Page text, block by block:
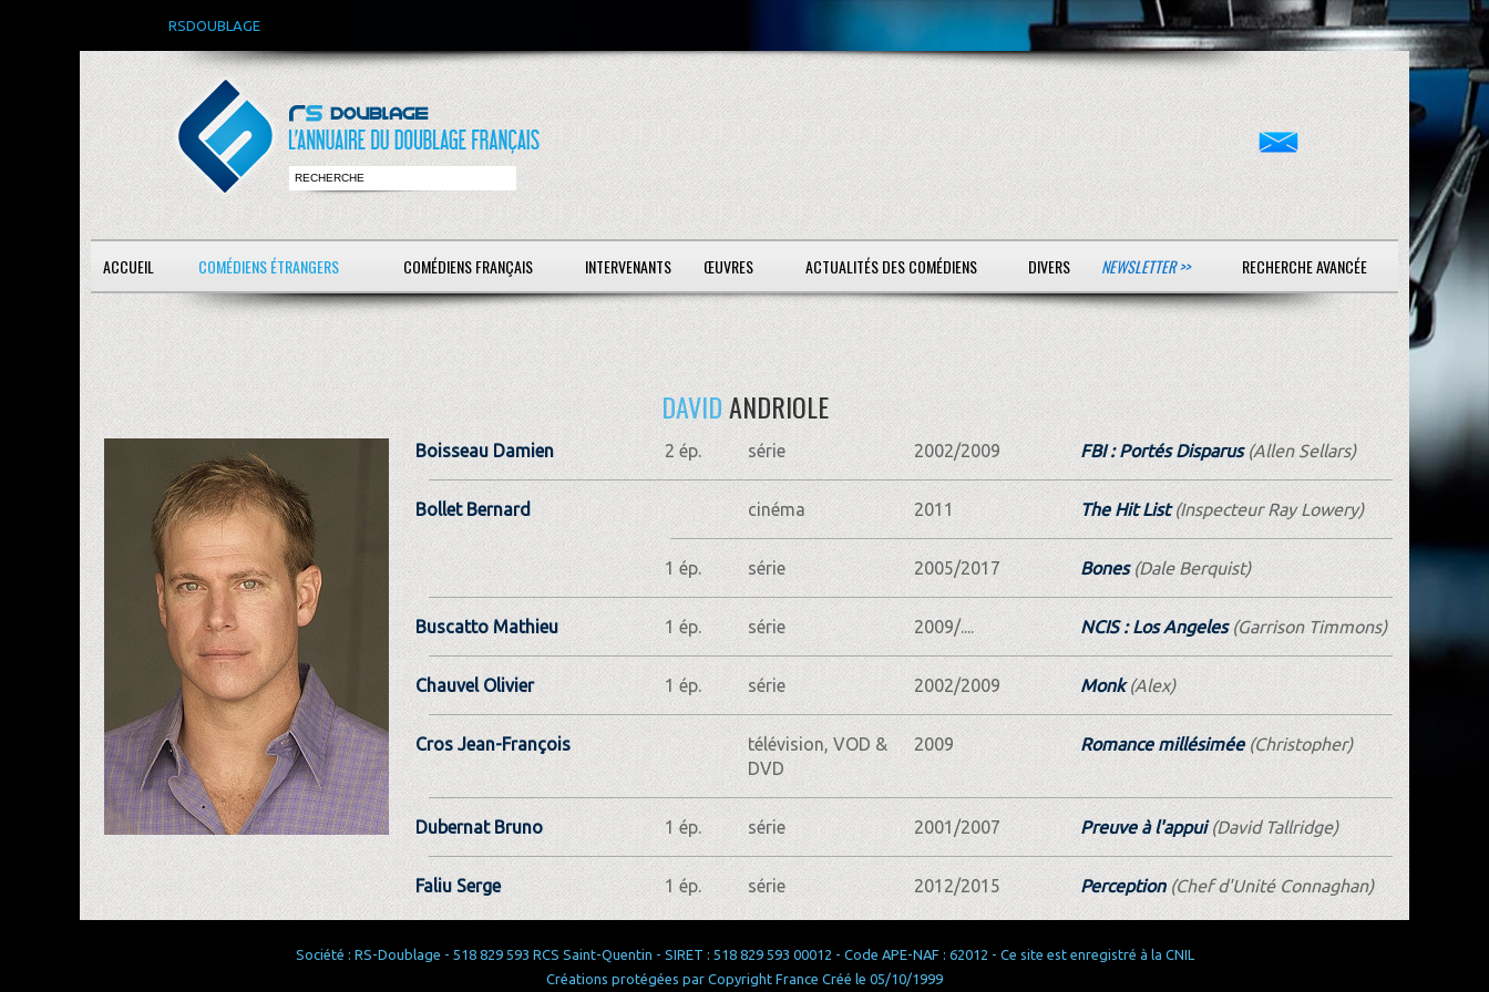
RSDOUBLAGE
ACCUEIL COMÉDIENS ÉTRANGERS COMÉDIENS FRANÇAIS INTERVENANTS ŒUVRES ACTUALITÉS DES COMÉDIENS DIVERS NEWSLETTER >> RECHERCHE AVANCÉE
DAVIDANDRIOLE
Boisseau Damien 2 ép. série 2002/2009 FBI : Portés Disparus(Allen Sellars)
Bollet Bernard cinéma 2011 The Hit List(Inspecteur Ray Lowery)
1 ép. série 2005/2017 Bones(Dale Berquist)
Buscatto Mathieu 1 ép. série 2009/.... NCIS : Los Angeles(Garrison Timmons)
Chauvel Olivier 1 ép. série 2002/2009 Monk(Alex)
Cros Jean-François
télévision, VOD &
DVD
2009 Romance millésimée(Christopher)
Dubernat Bruno 1 ép. série 2001/2007 Preuve à l'appui(David Tallridge)
Faliu Serge 1 ép. série 2012/2015 Perception(Chef d'Unité Connaghan)
Société : RS-Doublage - 518 829 593 RCS Saint-Quentin - SIRET : 518 829 593 00012 - Code APE-NAF : 62012 - Ce site est enregistré à la CNIL
Créations protégées par Copyright France Créé le 05/10/1999